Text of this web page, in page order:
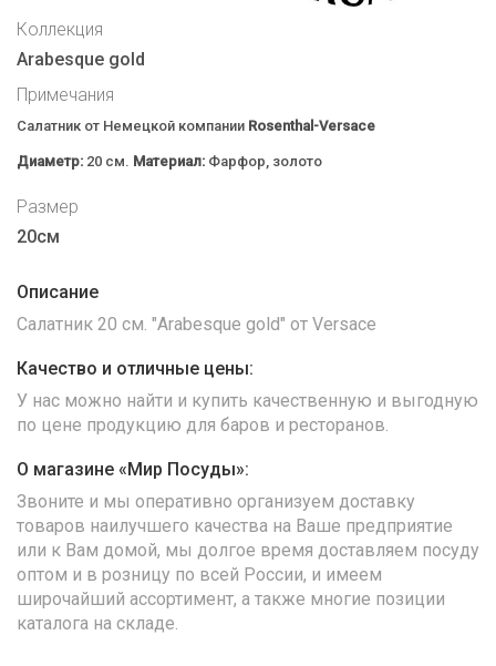
Коллекция
Arabesque gold
Примечания
Салатник от Немецкой компании Rosenthal-Versace
Диаметр: 20 см. Материал: Фарфор, золото
Размер
20см
Описание
Салатник 20 см. "Arabesque gold" от Versace
Качество и отличные цены:
У нас можно найти и купить качественную и выгодную
по цене продукцию для баров и ресторанов.
О магазине «Мир Посуды»:
Звоните и мы оперативно организуем доставку
товаров наилучшего качества на Ваше предприятие
или к Вам домой, мы долгое время доставляем посуду
оптом и в розницу по всей России, и имеем
широчайший ассортимент, а также многие позиции
каталога на складе.